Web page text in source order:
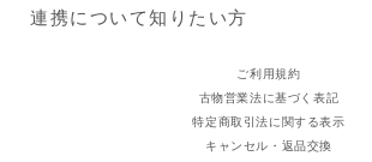
ログイン・新規登録
支援レポート
連携について知りたい方
ご利用規約
古物営業法に基づく表記
特定商取引法に関する表示
キャンセル・返品交換